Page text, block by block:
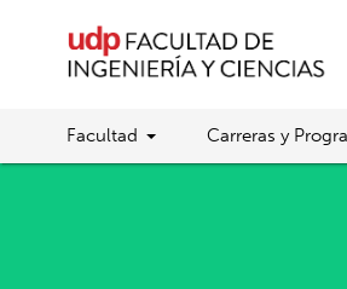
Facultad Carreras y